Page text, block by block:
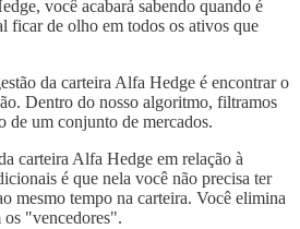
você acabará sabendo quando é
ficar de olho em todos os ativos que
da carteira Alfa Hedge é encontrar o
Dentro do nosso algoritmo, filtramos
de um conjunto de mercados.
carteira Alfa Hedge em relação à
é que nela você não precisa ter
mesmo tempo na carteira. Você elimina
os "vencedores".